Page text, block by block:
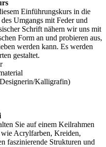
Einführungskurs in die
Umgangs mit Feder und
Schrift nähern wir uns mit
Form an und probieren aus,
werden kann. Es werden
gestaltet.
Kalligrafin)
Sie auf einem Keilrahmen
Acrylfarben, Kreiden,
faszinierende Strukturen und